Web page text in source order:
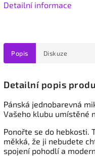
Detailní informace
Popis Diskuze
Detailní popis
Pánská jednobarevná
Vašeho klubu umístěné
Ponořte se do hebkosti.
měkká, že ji nebudete
spojení pohodlí a